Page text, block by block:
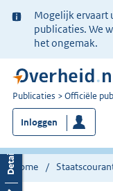
Ter
informatie:
Mogelijk ervaart
publicaties. We
het ongemak.
U
bent
nu
hier:
Publicaties Officiële
Inloggen
Home